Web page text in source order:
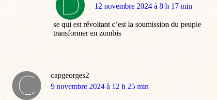
dit
12 novembre 2024 à 8 h 17 min
se qui est révoltant c’est la soumission du peuple
transformer en zombis
capgeorges2
dit
9 novembre 2024 à 12 h 25 min